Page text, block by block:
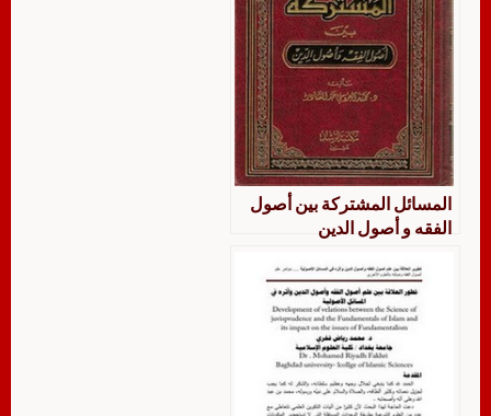
المسائل المشتركة بين أصول
الفقه و أصول الدين